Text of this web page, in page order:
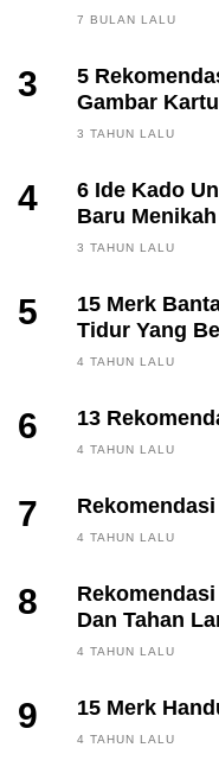
7 BULAN LALU
3
5
Gambar
3 TAHUN LALU
4
6 Ide Kado
Baru Menikah
3 TAHUN LALU
5
15 Merk
Tidur Yang
4 TAHUN LALU
6 13
4 TAHUN LALU
7
4 TAHUN LALU
8
Dan Tahan
4 TAHUN LALU
9 15 Merk
4 TAHUN LALU
FINANCE, INVESTING